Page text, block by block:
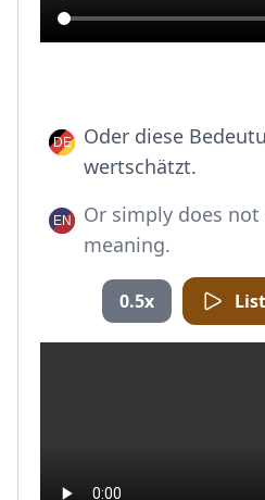
Oder diese
wertschätzt.
Or simply does
meaning.
0.5x